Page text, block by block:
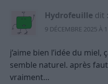
Hydrofeuille dit :
9 DÉCEMBRE 2025 À
j’aime bien l’idée du miel,
semble naturel. après
vraiment…